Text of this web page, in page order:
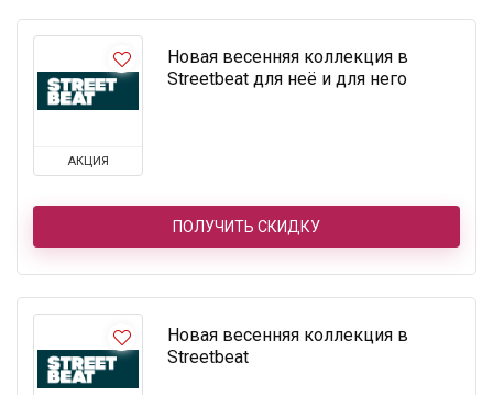
АКЦИЯ
Новая весенняя коллекция в
Streetbeat для неё и для него
ПОЛУЧИТЬ СКИДКУ
Новая весенняя коллекция в
Streetbeat